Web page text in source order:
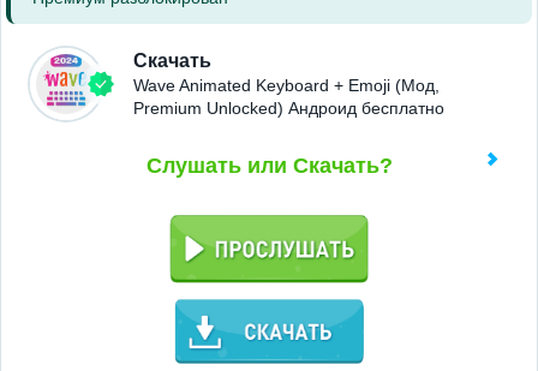
Скачать
Wave Animated Keyboard + Emoji (Мод,
Premium Unlocked) Андроид бесплатно
Слушать или Скачать?